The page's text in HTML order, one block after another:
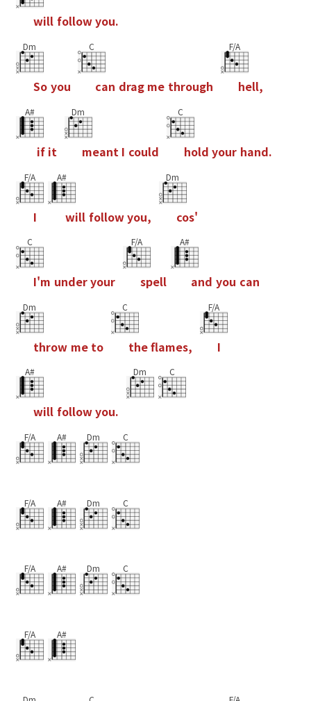
will followyou.
Dm
So you
C
can drag me through
F/A
hell,
A#
if it
Dm
meant I could
C
hold your hand.
F/A
I
A#
will followyou,
Dm
cos'
C
I'm underyour
F/A
spell
A#
and you can
Dm
throw me to
C
thefames,
F/A
I
A#
will followyou.
Dm C
F/A A# Dm C
F/A A# Dm C
F/A A# Dm C
F/A A#